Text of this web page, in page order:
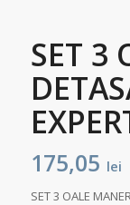
SET 3
175,05 lei
SET 3 OALE